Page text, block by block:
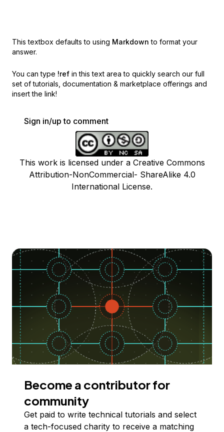
This textbox defaults to using Markdown to format your
answer.
You can type !ref in this text area to quickly search our full
set of tutorials, documentation & marketplace offerings and
insert the link!
Sign in/up to comment
This work is licensed under a Creative Commons
Attribution-NonCommercial- ShareAlike 4.0
International License.
Become a contributor for
community
Get paid to write technical tutorials and select
a tech-focused charity to receive a matching